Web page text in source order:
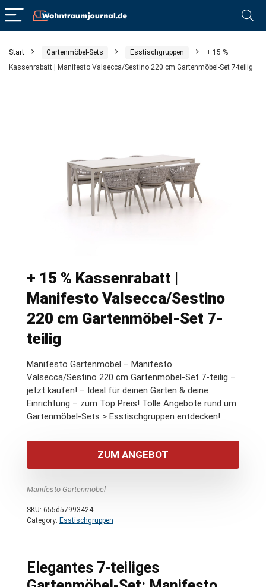
Start Gartenmöbel-Sets Esstischgruppen
+ 15 %
Kassenrabatt | Manifesto Valsecca/Sestino 220 cm Gartenmöbel-Set 7-teilig
+ 15 % Kassenrabatt |
Manifesto Valsecca/Sestino
220 cm Gartenmöbel-Set 7-
teilig
Manifesto Gartenmöbel – Manifesto
Valsecca/Sestino 220 cm Gartenmöbel-Set 7-teilig –
jetzt kaufen! – Ideal für deinen Garten & deine
Einrichtung – zum Top Preis! Tolle Angebote rund um
Gartenmöbel-Sets > Esstischgruppen entdecken!
ZUM ANGEBOT
Manifesto Gartenmöbel
SKU: 655d57993424
Category: Esstischgruppen
Elegantes 7-teiliges